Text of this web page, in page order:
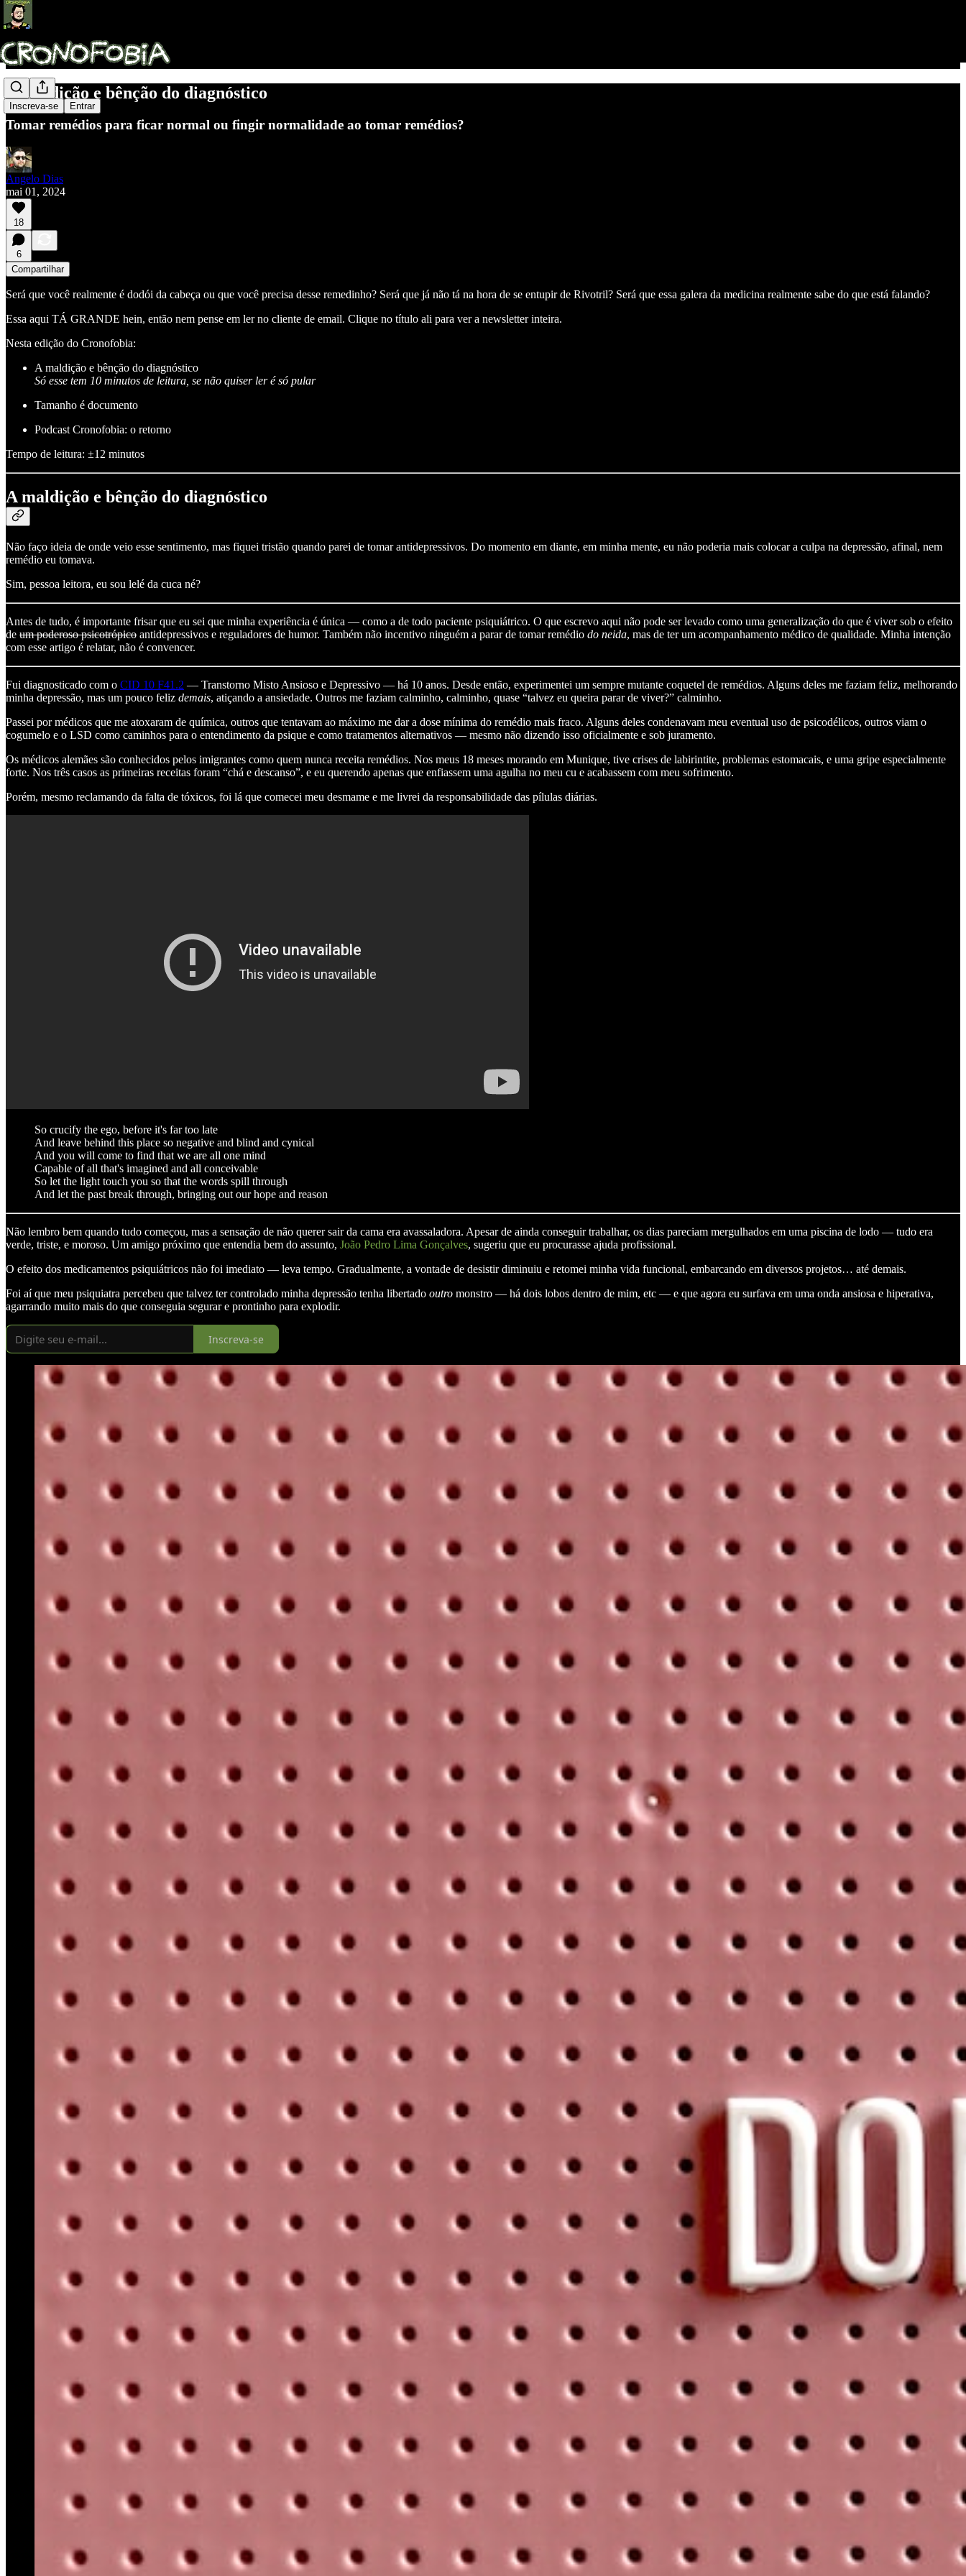
Inscreva-se Entrar
A maldição e bênção do diagnóstico
Tomar remédios para ficar normal ou fingir normalidade ao tomar remédios?
Angelo Dias
mai 01, 2024
18
6
Compartilhar
Será que você realmente é dodói da cabeça ou que você precisa desse remedinho? Será que já não tá na hora de se entupir de Rivotril? Será que essa galera da medicina realmente sabe do que está falando?
Essa aqui TÁ GRANDE hein, então nem pense em ler no cliente de email. Clique no título ali para ver a newsletter inteira.
Nesta edição do Cronofobia:
A maldição e bênção do diagnóstico
Só esse tem 10 minutos de leitura, se não quiser ler é só pular
Tamanho é documento
Podcast Cronofobia: o retorno
Tempo de leitura: ±12 minutos
A maldição e bênção do diagnóstico
Não faço ideia de onde veio esse sentimento, mas fiquei tristão quando parei de tomar antidepressivos. Do momento em diante, em minha mente, eu não poderia mais colocar a culpa na depressão, afinal, nem
remédio eu tomava.
Sim, pessoa leitora, eu sou lelé da cuca né?
Antes de tudo, é importante frisar que eu sei que minha experiência é única — como a de todo paciente psiquiátrico. O que escrevo aqui não pode ser levado como uma generalização do que é viver sob o efeito
de um poderoso psicotrópico antidepressivos e reguladores de humor. Também não incentivo ninguém a parar de tomar remédio do neida, mas de ter um acompanhamento médico de qualidade. Minha intenção
com esse artigo é relatar, não é convencer.
Fui diagnosticado com o CID 10 F41.2 — Transtorno Misto Ansioso e Depressivo — há 10 anos. Desde então, experimentei um sempre mutante coquetel de remédios. Alguns deles me faziam feliz, melhorando
minha depressão, mas um pouco feliz demais, atiçando a ansiedade. Outros me faziam calminho, calminho, quase “talvez eu queira parar de viver?” calminho.
Passei por médicos que me atoxaram de química, outros que tentavam ao máximo me dar a dose mínima do remédio mais fraco. Alguns deles condenavam meu eventual uso de psicodélicos, outros viam o
cogumelo e o LSD como caminhos para o entendimento da psique e como tratamentos alternativos — mesmo não dizendo isso oficialmente e sob juramento.
Os médicos alemães são conhecidos pelos imigrantes como quem nunca receita remédios. Nos meus 18 meses morando em Munique, tive crises de labirintite, problemas estomacais, e uma gripe especialmente
forte. Nos três casos as primeiras receitas foram “chá e descanso”, e eu querendo apenas que enfiassem uma agulha no meu cu e acabassem com meu sofrimento.
Porém, mesmo reclamando da falta de tóxicos, foi lá que comecei meu desmame e me livrei da responsabilidade das pílulas diárias.
So crucify the ego, before it's far too late
And leave behind this place so negative and blind and cynical
And you will come to find that we are all one mind
Capable of all that's imagined and all conceivable
So let the light touch you so that the words spill through
And let the past break through, bringing out our hope and reason
Não lembro bem quando tudo começou, mas a sensação de não querer sair da cama era avassaladora. Apesar de ainda conseguir trabalhar, os dias pareciam mergulhados em uma piscina de lodo — tudo era
verde, triste, e moroso. Um amigo próximo que entendia bem do assunto, João Pedro Lima Gonçalves, sugeriu que eu procurasse ajuda profissional.
O efeito dos medicamentos psiquiátricos não foi imediato — leva tempo. Gradualmente, a vontade de desistir diminuiu e retomei minha vida funcional, embarcando em diversos projetos… até demais.
Foi aí que meu psiquiatra percebeu que talvez ter controlado minha depressão tenha libertado outro monstro — há dois lobos dentro de mim, etc — e que agora eu surfava em uma onda ansiosa e hiperativa,
agarrando muito mais do que conseguia segurar e prontinho para explodir.
Inscreva-se